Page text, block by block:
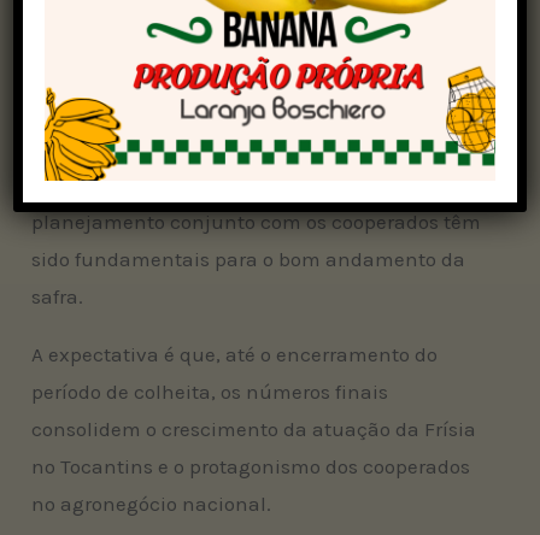
Os grãos recebidos serão destinados a diferentes
regiões do país, conforme as demandas de
mercado e os contratos firmados.
De acordo com a cooperativa, a ampliação da
capacidade de armazenamento e o
planejamento conjunto com os cooperados têm
sido fundamentais para o bom andamento da
safra.
A expectativa é que, até o encerramento do
período de colheita, os números finais
consolidem o crescimento da atuação da Frísia
no Tocantins e o protagonismo dos cooperados
no agronegócio nacional.